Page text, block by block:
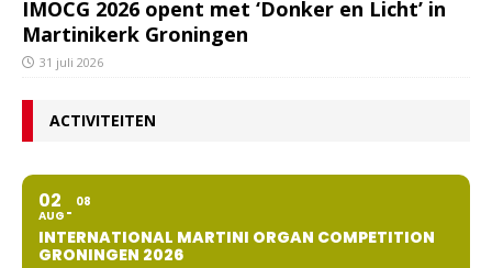
IMOCG 2026 opent met ‘Donker en Licht’ in
Martinikerk Groningen
31 juli 2026
ACTIVITEITEN
02
AUG
08
INTERNATIONAL MARTINI ORGAN COMPETITION
GRONINGEN 2026